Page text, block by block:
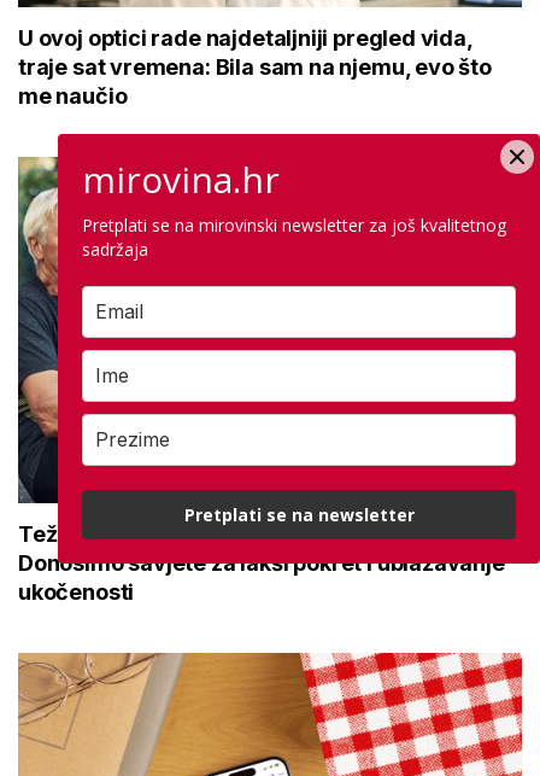
U ovoj optici rade najdetaljniji pregled vida,
traje sat vremena: Bila sam na njemu, evo što
me naučio
Teže se krećete zbog bolnih zglobova?
Donosimo savjete za lakši pokret i ublažavanje
ukočenosti
mirovina.hr
Pretplati se na mirovinski newsletter za još kvalitetnog
sadržaja
Pretplati se na newsletter